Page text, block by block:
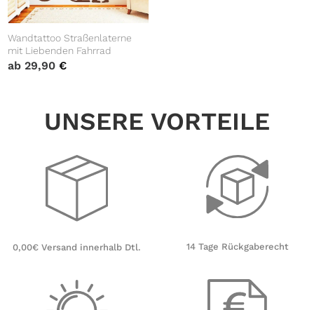
Wandtattoo Straßenlaterne
mit Liebenden Fahrrad
ab29,90€
UNSERE VORTEILE
0,00€ Versand innerhalb Dtl. 14 Tage Rückgaberecht